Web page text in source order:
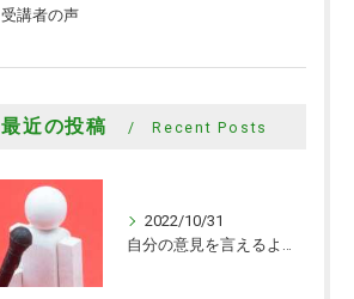
受講者の声
最近の投稿 Recent Posts
2022/10/31
自分の意見を言えるようになった